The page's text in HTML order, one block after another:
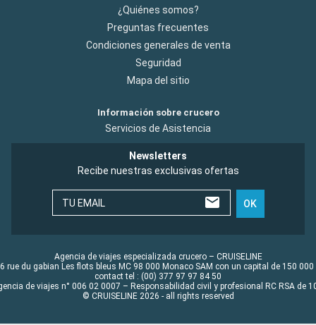
¿Quiénes somos?
Preguntas frecuentes
Condiciones generales de venta
Seguridad
Mapa del sitio
Información sobre crucero
Servicios de Asistencia
Newsletters
Recibe nuestras exclusivas ofertas
TU EMAIL OK
Agencia de viajes especializada crucero – CRUISELINE
rue du gabian Les flots bleus MC 98 000 Monaco SAM con un capital de 150 000
contact tel : (00) 377 97 97 84 50
de viajes n° 006 02 0007 – Responsabilidad civil y profesional RC RSA de
© CRUISELINE 2026 - all rights reserved